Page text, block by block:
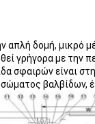
απλή δομή, μικρό
γρήγορα με την
σφαιρών είναι
βαλβίδων,